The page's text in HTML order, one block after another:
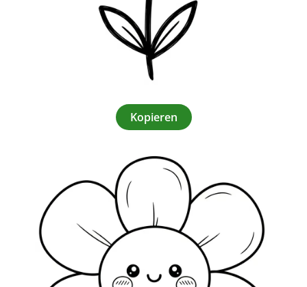
Kopieren